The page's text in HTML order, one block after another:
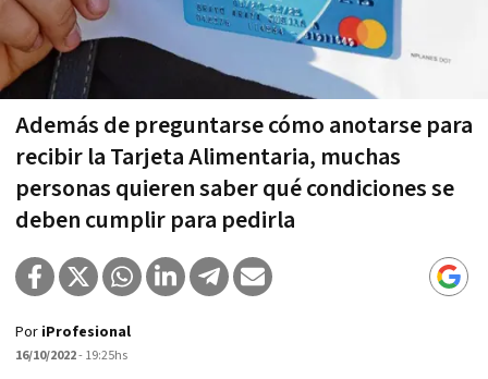
Además de preguntarse cómo anotarse para
recibir la Tarjeta Alimentaria, muchas
personas quieren saber qué condiciones se
deben cumplir para pedirla
Por iProfesional
16/10/2022- 19:25hs